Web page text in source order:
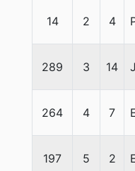
14 2 4
289 3 14
264 4 7
197 5 2